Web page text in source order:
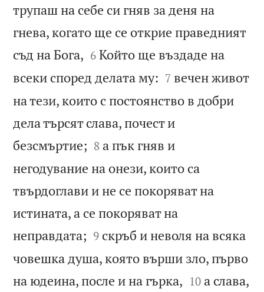
трупаш на себе си гняв за деня на
гнева, когато ще се открие праведният
съд на Бога, 

6 Който ще въздаде на
всеки според делата му: 

7 вечен живот
на тези, които с постоянство в добри
дела търсят слава, почест и
безсмъртие; 

8 а пък гняв и
негодувание на онези, които са
твърдоглави и не се покоряват на
истината, а се покоряват на
неправдата; 

9 скръб и неволя на всяка
човешка душа, която върши зло, първо
на юдеина, после и на гърка, 

10 а слава,